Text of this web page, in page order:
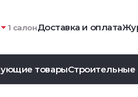
1 салонДоставка и оплата
товарыСтроительные